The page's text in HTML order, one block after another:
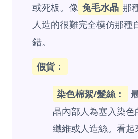
或死板。像 兔毛水晶 那
人造的很難完全模仿那種
錯。
假貨：
染色棉絮/髮絲：
晶內部人為塞入染
纖維或人造絲。看起